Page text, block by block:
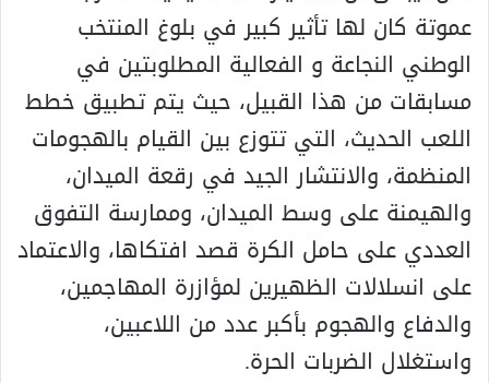
عموتة كان لها تأثير كبير في بلوغ المنتخب
الوطني النجاعة و الفعالية المطلوبتين في
مسابقات من هذا القبيل، حيث يتم تطبيق خطط
اللعب الحديث، التي تتوزع بين القيام بالهجومات
المنظمة، والانتشار الجيد في رقعة الميدان،
والهيمنة على وسط الميدان، وممارسة التفوق
العددي على حامل الكرة قصد افتكاها، والاعتماد
على انسلالات الظهيرين لمؤازرة المهاجمين،
والدفاع والهجوم بأكبر عدد من اللاعبين،
واستغلال الضربات الحرة.